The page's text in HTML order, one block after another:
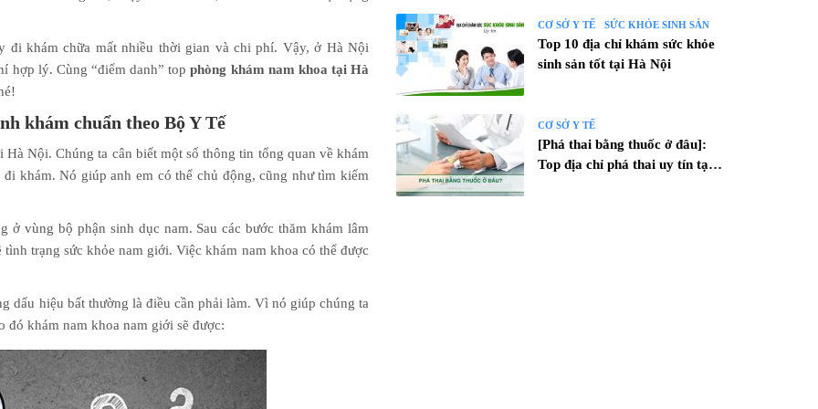
đi khám chữa mất nhiều thời gian và chi phí. Vậy, ở Hà Nội
hợp lý. Cùng “điểm danh” topphòng khám nam khoa tại Hà
khám chuẩn theo Bộ Y Tế
Nội. Chúng ta cân biết một số thông tin tổng quan về khám
khám. Nó giúp anh em có thể chủ động, cũng như tìm kiếm
ở vùng bộ phận sinh dục nam. Sau các bước thăm khám lâm
trạng sức khỏe nam giới. Việc khám nam khoa có thể được
dấu hiệu bất thường là điều cần phải làm. Vì nó giúp chúng ta
khám nam khoa nam giới sẽ được:
CƠ SỞ Y TẾ SỨC KHỎE SINH SẢN
Top 10 địa chỉ khám sức khỏe
sinh sản tốt tại Hà Nội
CƠ SỞ Y TẾ
[Phá thai bằng thuốc ở đâu]:
Top địa chỉ phá thai uy tín tại